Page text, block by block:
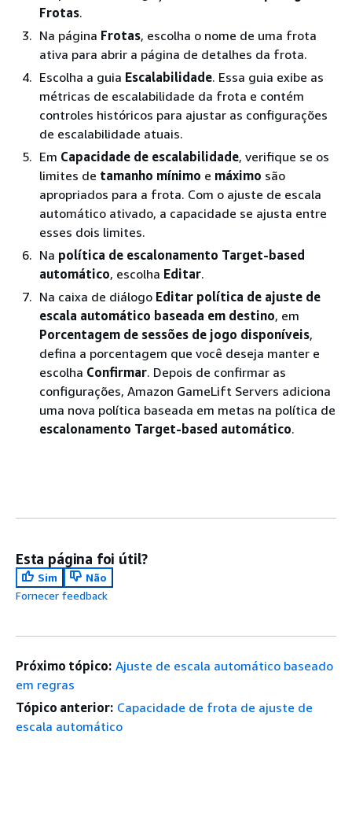
Frotas.
Na página Frotas, escolha o nome de uma frota
ativa para abrir a página de detalhes da frota.
Escolha a guia Escalabilidade. Essa guia exibe as
métricas de escalabilidade da frota e contém
controles históricos para ajustar as configurações
de escalabilidade atuais.
Em Capacidade de escalabilidade, verifique se os
limites de tamanho mínimo e máximo são
apropriados para a frota. Com o ajuste de escala
automático ativado, a capacidade se ajusta entre
esses dois limites.
Na política de escalonamento Target-based
automático, escolha Editar.
Na caixa de diálogo Editar política de ajuste de
escala automático baseada em destino, em
Porcentagem de sessões de jogo disponíveis,
defina a porcentagem que você deseja manter e
escolha Confirmar. Depois de confirmar as
configurações, Amazon GameLift Servers adiciona
uma nova política baseada em metas na política de
escalonamento Target-based automático.
Esta página foi útil?
Sim
Não
Fornecer feedback
Próximo tópico: Ajuste de escala automático baseado
em regras
Tópico anterior: Capacidade de frota de ajuste de
escala automático